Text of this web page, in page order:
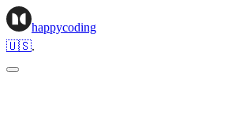
happycoding
🇺🇸.